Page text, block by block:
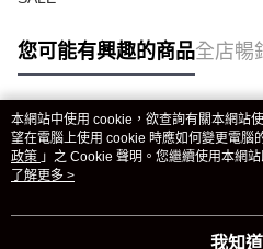
您可能有興趣的商品全店暢
熱門標籤
熱銷排行
本網站中使用 cookie，欲查詢有關本網站
望在電腦上使用 cookie 時應如何變更電腦
政策 」之 Cookie 聲明。您繼續使用本網
條款之 Cookie 聲明使用 cookie。
了解更多 >
我知